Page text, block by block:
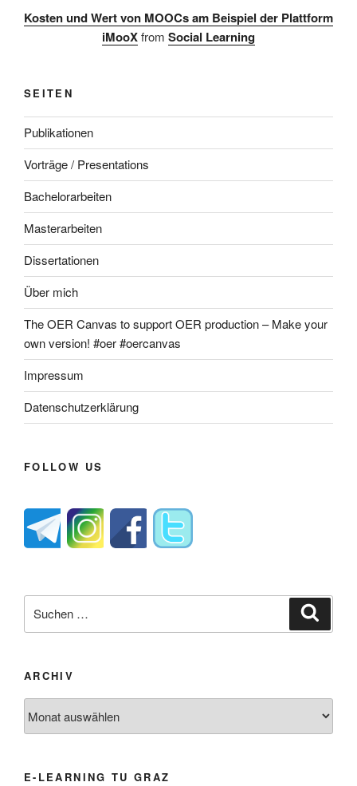
Kosten und Wert von MOOCs am Beispiel der Plattform
iMooXfrom Social Learning
SEITEN
Publikationen
Vorträge / Presentations
Bachelorarbeiten
Masterarbeiten
Dissertationen
Über mich
The OER Canvas to support OER production – Make your
own version! #oer #oercanvas
Impressum
Datenschutzerklärung
FOLLOW US
nach:
ARCHIV
E-LEARNING TU GRAZ